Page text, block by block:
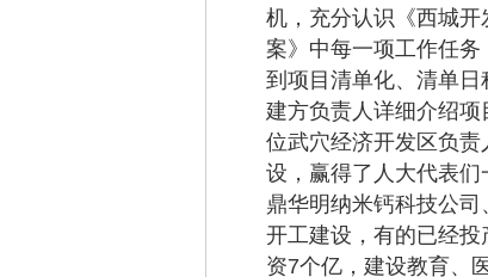
机，充分认识《西城
案》中每一项工作任
到项目清单化、清单
建方负责人详细介绍
位武穴经济开发区负
设，赢得了人大代表
鼎华明纳米钙科技公
开工建设，有的已经
资7个亿，建设教育、